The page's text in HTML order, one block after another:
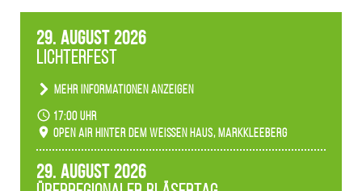
29. August 2026
Lichterfest
Mehr Informationen anzeigen
Becherlichter, Fackeln und Lichtinstallationen
verwandeln den agra-Park in einen farbigen
Märchenwald, der bei jedem Rundgang einen
Ambiente gibt es ein leuchtendes Konzert
17:00 Uhr
Open Air hinter dem weißen Haus, Markkleeberg
29. August 2026